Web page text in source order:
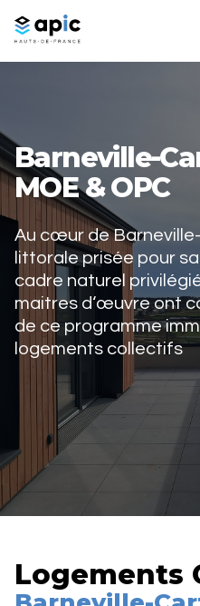
Barneville-
MOE & OPC
Au cœur de
littorale prisée pour
cadre naturel
maitres d‘œuvre ont
de ce programme
logements collectifs
Logements